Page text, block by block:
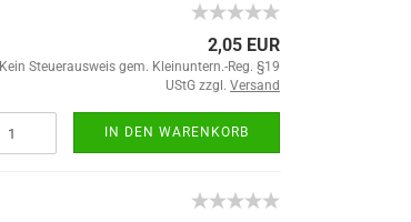
2,05 EUR
Kein Steuerausweis gem. Kleinuntern.-Reg. §19
UStG zzgl. Versand
IN DEN WARENKORB